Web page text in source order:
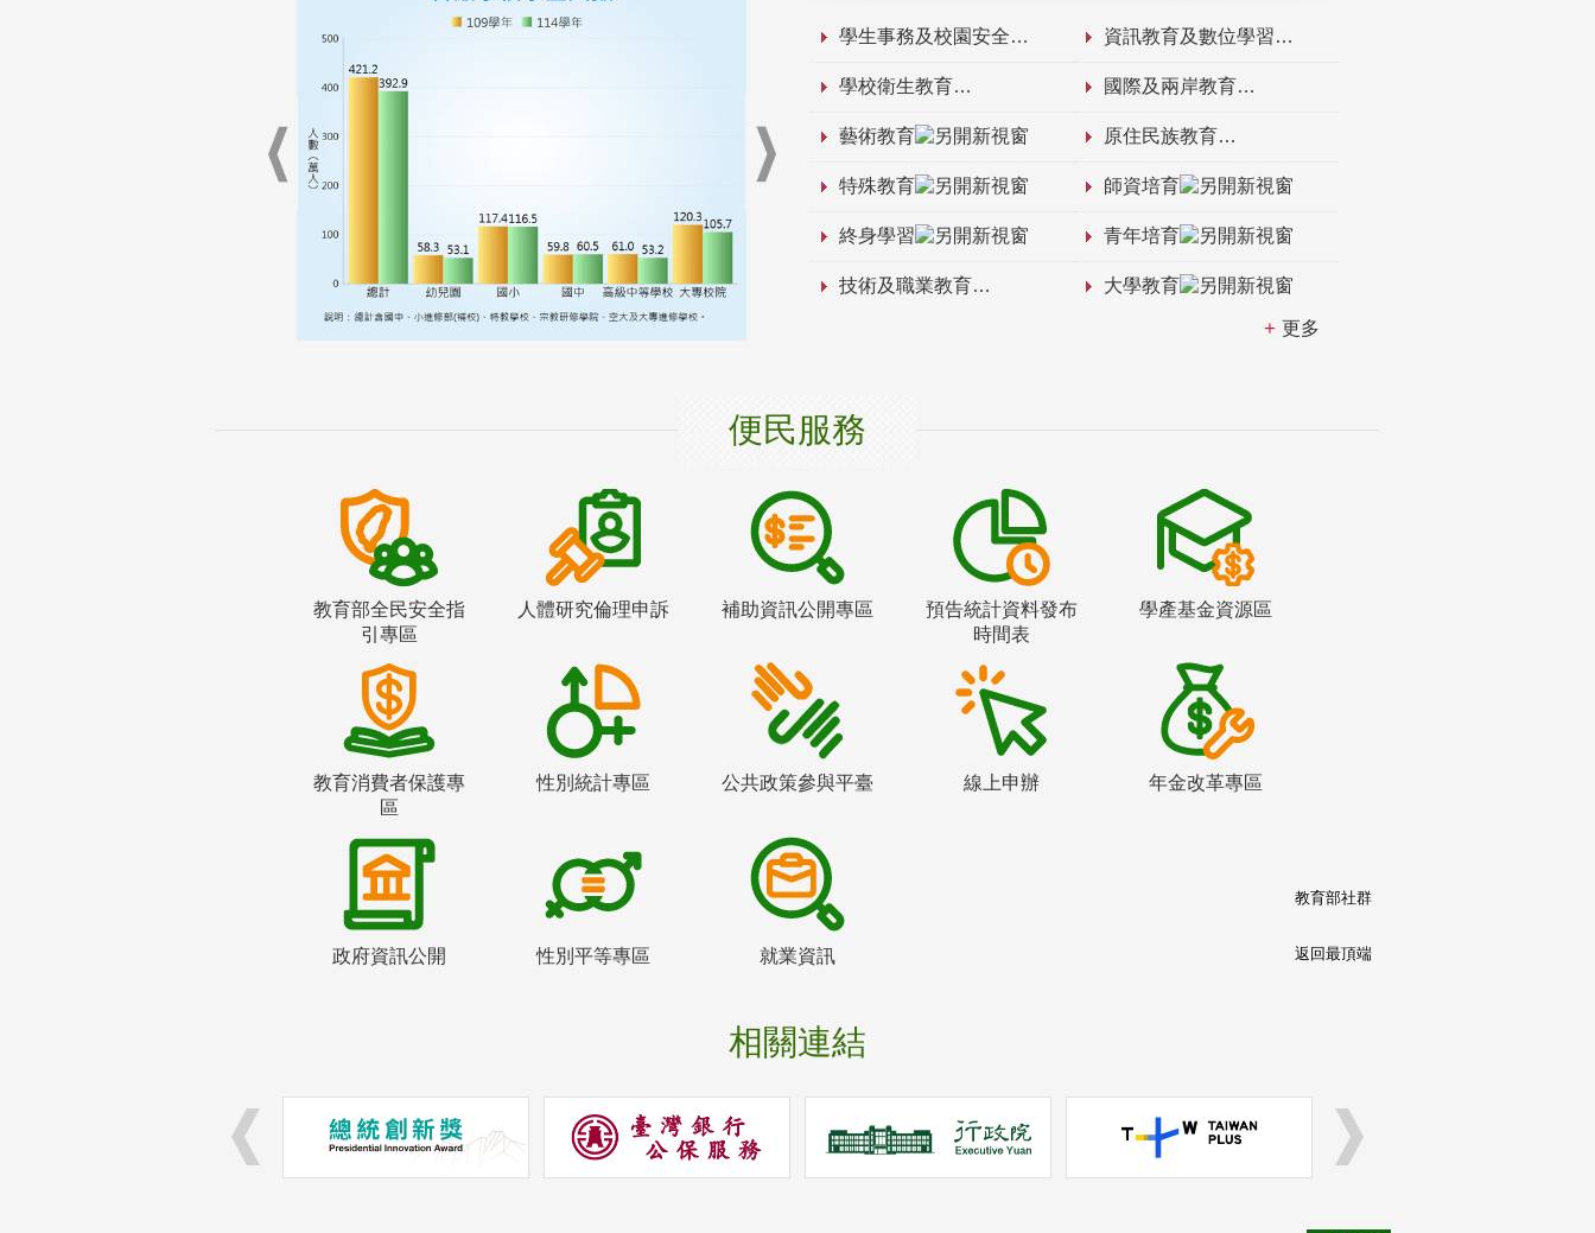
學生事務及校園安全 資訊教育及數位學習
學校衛生教育 國際及兩岸教育
藝術教育 原住民族教育
特殊教育 師資培育
終身學習 青年培育
技術及職業教育 大學教育
更多
便民服務
教育部全民安全指
引專區
人體研究倫理申訴 補助資訊公開專區
預告統計資料發布
時間表
學產基金資源區
教育消費者保護專
區
性別統計專區 公共政策參與平臺 線上申辦 年金改革專區
政府資訊公開 性別平等專區 就業資訊
相關連結
教育部社群
返回最頂端